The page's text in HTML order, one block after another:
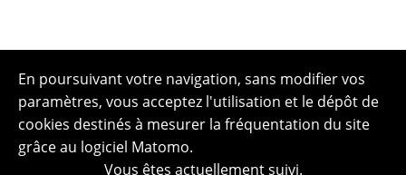
En poursuivant votre navigation, sans modifier vos
paramètres, vous acceptez l'utilisation et le dépôt de
cookies destinés à mesurer la fréquentation du site
grâce au logiciel Matomo.
Vous êtes actuellement suivi.